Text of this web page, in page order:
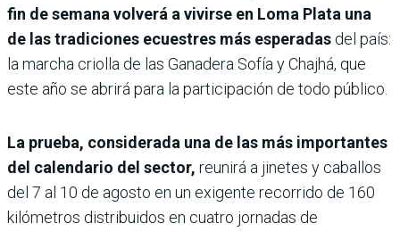
fin de semana volverá a vivirse en Loma Plata una
de las tradiciones ecuestres más esperadas del país:
la marcha criolla de las Ganadera Sofía y Chajhá, que
este año se abrirá para la participación de todo público.
La prueba, considerada una de las más importantes
del calendario del sector, reunirá a jinetes y caballos
del 7 al 10 de agosto en un exigente recorrido de 160
kilómetros distribuidos en cuatro jornadas de